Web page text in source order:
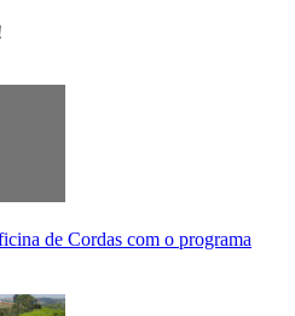
de Cordas com o programa